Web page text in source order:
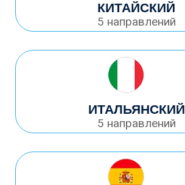
КИТАЙСКИЙ
5 направлений
ИТАЛЬЯНСКИЙ
5 направлений